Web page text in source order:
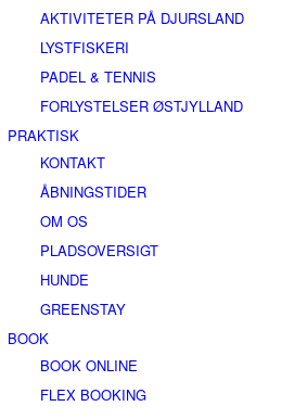
AKTIVITETER PÅ DJURSLAND
LYSTFISKERI
PADEL & TENNIS
FORLYSTELSER ØSTJYLLAND
PRAKTISK
KONTAKT
ÅBNINGSTIDER
OM OS
PLADSOVERSIGT
HUNDE
GREENSTAY
BOOK
BOOK ONLINE
FLEX BOOKING